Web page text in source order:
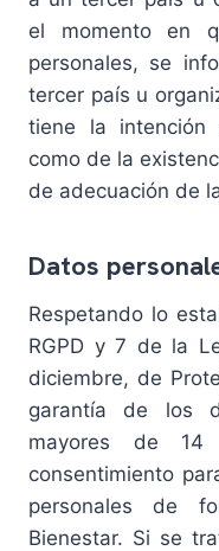
el momento en
personales, se
tercer país u
tiene la
como de la
de adecuación de
Datos
Respetando lo
RGPD y 7 de la
diciembre, de
garantía de los
mayores de 14
consentimiento
personales de
Bienestar. Si se